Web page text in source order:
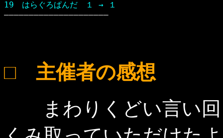
19　はらぐろぱんだ　１ → １
―――――――――――――――――――――
□ 主催者の感想
まわりくどい言い回